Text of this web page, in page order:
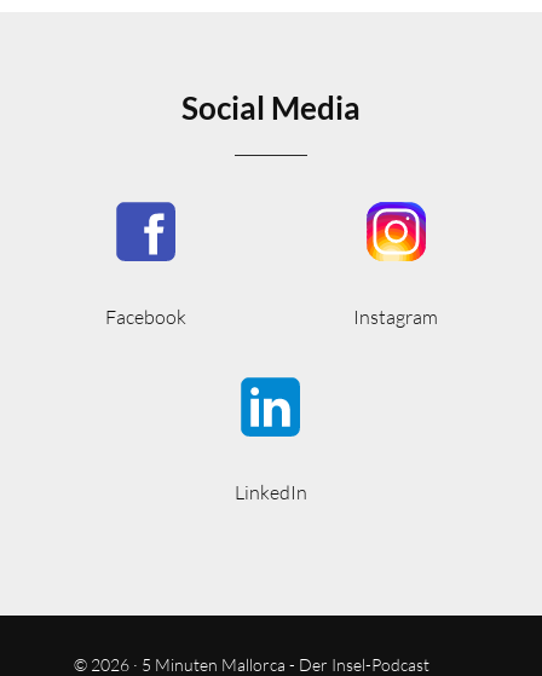
Social Media
Facebook Instagram
LinkedIn
© 2026 · 5 Minuten Mallorca - Der Insel-Podcast